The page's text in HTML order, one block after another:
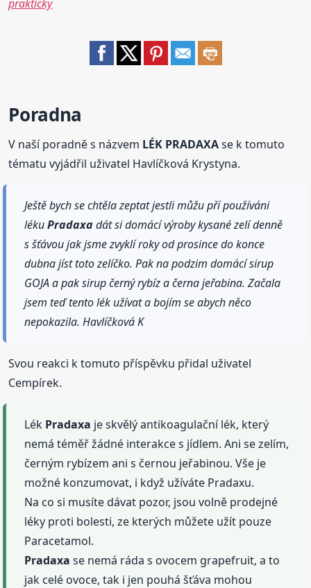
prakticky
Poradna
V naší poradně s názvem LÉK PRADAXAse k tomuto
tématu vyjádřil uživatel Havlíčková Krystyna.
Ještě bych se chtěla zeptat jestli můžu pří používáni
lékuPradaxadát si domácí výroby kysané zelí denně
s šťávou jak jsme zvyklí roky od prosince do konce
dubna jíst toto zelíčko. Pak na podzim domácí sirup
GOJA a pak sirup černý rybíz a černa jeřabina. Začala
jsem teď tento lék užívat a bojím se abych něco
nepokazila. Havlíčková K
Svou reakci k tomuto příspěvku přidal uživatel
Cempírek.
Lék Pradaxa je skvělý antikoagulační lék, který
nemá téměř žádné interakce s jídlem. Ani se zelím,
černým rybízem ani s černou jeřabinou. Vše je
možné konzumovat, i když užíváte Pradaxu.
Na co si musíte dávat pozor, jsou volně prodejné
léky proti bolesti, ze kterých můžete užít pouze
Paracetamol.
Pradaxa se nemá ráda s ovocem grapefruit, a to
jak celé ovoce, tak i jen pouhá šťáva mohou